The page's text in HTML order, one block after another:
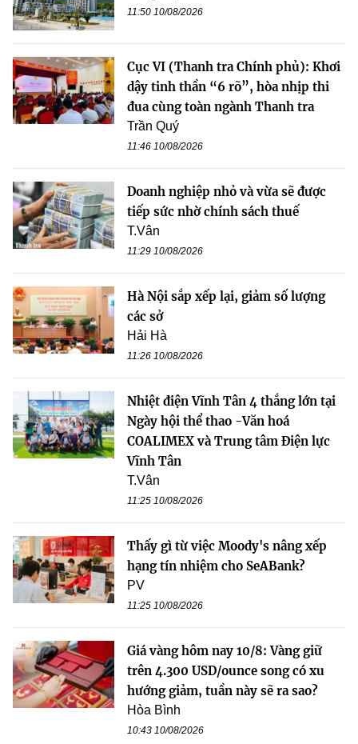
11:50 10/08/2026
Cục VI (Thanh tra Chính phủ): Khơi
dậy tinh thần “6 rõ”, hòa nhịp thi
đua cùng toàn ngành Thanh tra
Trần Quý
11:46 10/08/2026
Doanh nghiệp nhỏ và vừa sẽ được
tiếp sức nhờ chính sách thuế
T.Vân
11:29 10/08/2026
Hà Nội sắp xếp lại, giảm số lượng
các sở
Hải Hà
11:26 10/08/2026
Nhiệt điện Vĩnh Tân 4 thắng lớn tại
Ngày hội thể thao -Văn hoá
COALIMEX và Trung tâm Điện lực
Vĩnh Tân
T.Vân
11:25 10/08/2026
Thấy gì từ việc Moody's nâng xếp
hạng tín nhiệm cho SeABank?
PV
11:25 10/08/2026
Giá vàng hôm nay 10/8: Vàng giữ
trên 4.300 USD/ounce song có xu
hướng giảm, tuần này sẽ ra sao?
Hòa Bình
10:43 10/08/2026